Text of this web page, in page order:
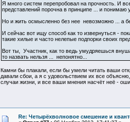
Я много систем перепробовал на прочность. И
представлений порочна в принципе ... и понимаю
Но и жить осмысленно без нее невозможно ... а
И сейчас вот ищу способ как то извернуться -
такие хилые и часто нелепые подпорки своих
Вот ты, Участник, как то ведь умудряешься
то назвать нельзя ... непонятно...
Камни бы плакали, если бы умели читать ваши
давали сбои, а я с удовольствием их все
случаи жизни, и все ваши мнения насчёт неё -
Re: Четырёхволновое смешение и